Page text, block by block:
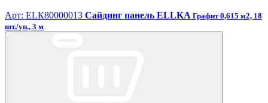
Арт: ЕLК80000013 Сайдинг панель ELLKA Графит 0,615 м2, 18
шт./уп., 3 м